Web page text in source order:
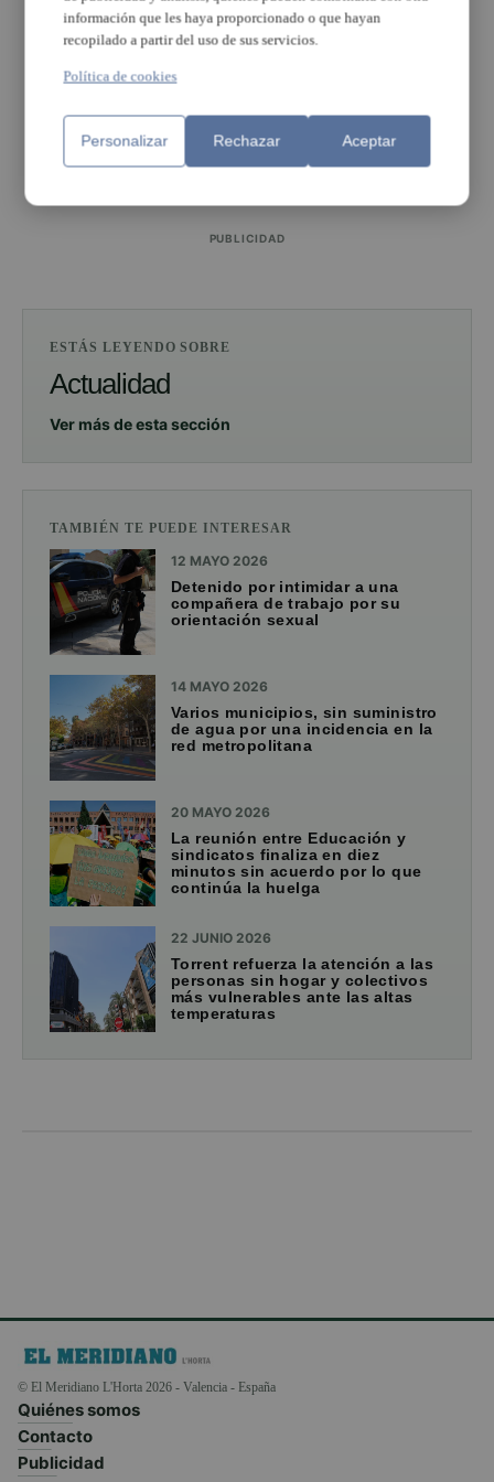
PUBLICIDAD
PUBLICIDAD
ESTÁS LEYENDO SOBRE
Actualidad
Ver más de esta sección
TAMBIÉN TE PUEDE INTERESAR
12 MAYO 2026
Detenido por intimidar a una
compañera de trabajo por su
orientación sexual
14 MAYO 2026
Varios municipios, sin suministro
de agua por una incidencia en la
red metropolitana
20 MAYO 2026
La reunión entre Educación y
sindicatos finaliza en diez
minutos sin acuerdo por lo que
continúa la huelga
22 JUNIO 2026
Torrent refuerza la atención a las
personas sin hogar y colectivos
más vulnerables ante las altas
temperaturas
© El Meridiano L'Horta 2026 - Valencia - España
Quiénes somos
Contacto
Publicidad
información que les haya proporcionado o que hayan
recopilado a partir del uso de sus servicios.
Política de cookies
Personalizar Rechazar Aceptar